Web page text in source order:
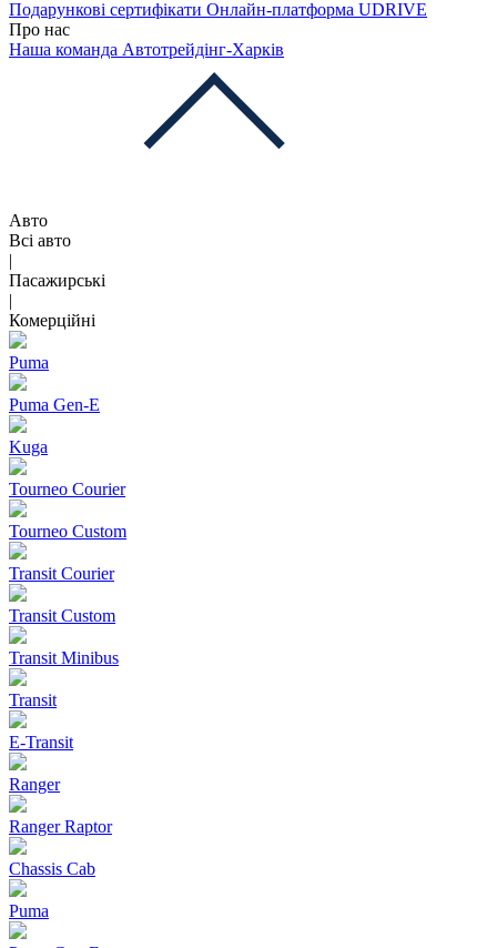
Подарункові сертифікати Онлайн-платформа UDRIVE
Про нас
Наша команда Автотрейдінг-Харків
Авто
Всі авто
|
Пасажирські
|
Комерційні
Puma
Puma Gen‑E
Kuga
Tourneo Courier
Tourneo Custom
Transit Courier
Transit Custom
Transit Minibus
Transit
E-Transit
Ranger
Ranger Raptor
Chassis Cab
Puma